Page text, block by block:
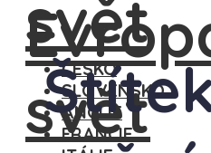
ČESKO
SLOVENSKO
ANGLIE
FRANCIE